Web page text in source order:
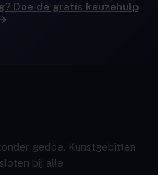
Doe de gratis keuzehulp
gedoe. Kunstgebitten
bij alle